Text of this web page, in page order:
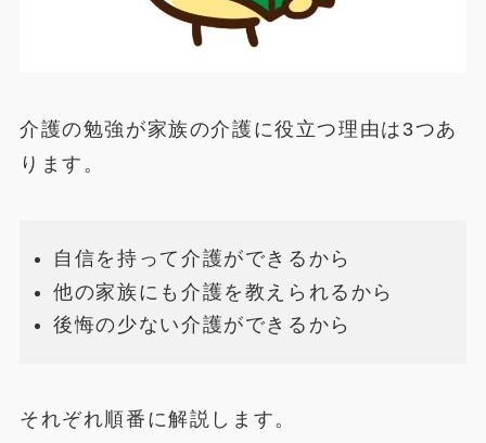
介護の勉強が家族の介護に役立つ理由は3つあ
ります。
自信を持って介護ができるから
他の家族にも介護を教えられるから
後悔の少ない介護ができるから
それぞれ順番に解説します。